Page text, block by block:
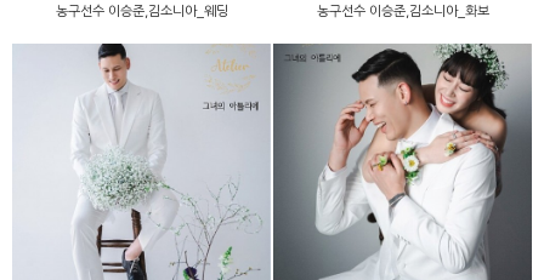
농구선수 이승준,김소니아_웨딩 농구선수 이승준,김소니아_화보
농구선수 이승준,김소니아_
화보
농구선수 이승준,김소니아_
화보